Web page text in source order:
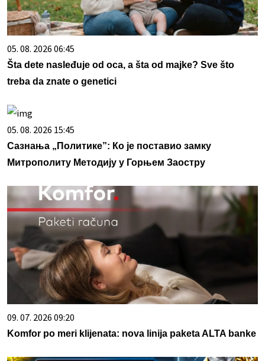
05. 08. 2026 06:45
Šta dete nasleđuje od oca, a šta od majke? Sve što
treba da znate o genetici
05. 08. 2026 15:45
Сазнања „Политике”: Ко је поставио замку
Митрополиту Методију у Горњем Заостру
09. 07. 2026 09:20
Komfor po meri klijenata: nova linija paketa ALTA banke